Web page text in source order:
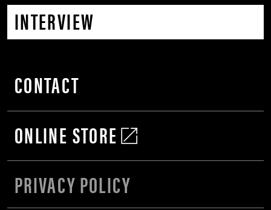
INTERVIEW
CONTACT
ONLINE STORE
PRIVACY POLICY